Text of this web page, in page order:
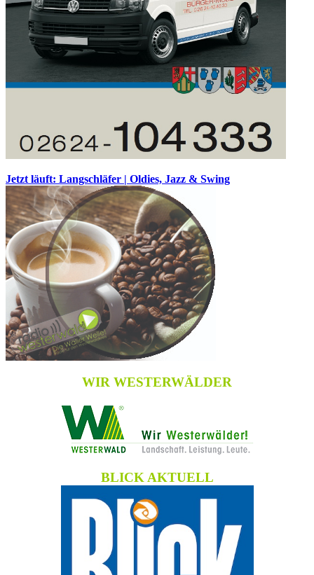
Jetzt läuft: Langschläfer | Oldies, Jazz & Swing
WIR WESTERWÄLDER
BLICK AKTUELL